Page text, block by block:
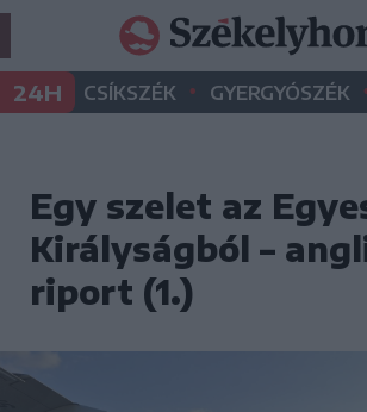
24H CSÍKSZÉK • GYERGYÓSZÉK
Egy szelet az
Királyságból –
riport (1.)